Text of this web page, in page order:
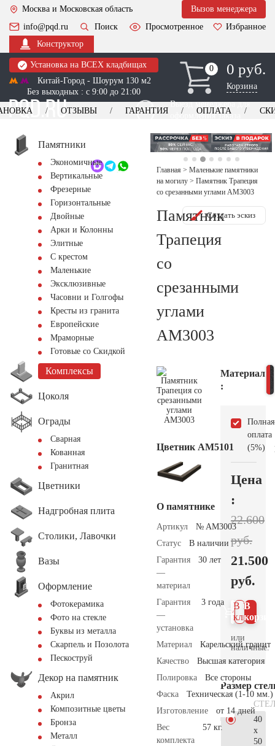
Москва и Московская область
Вызов менеджера
info@pqd.ru
Поиск Просмотренное
Избранное
Конструктор
Установка на ВСЕХ кладбищах
Китай-Город - Шоурум 130 м2
Без выходных : с 9:00 до 21:00
0
0 0 руб.
Корзина
Выезд менеджера для
оформления заказа
+7 (495) 518-44-23
Обратный звонок
ОТЗЫВЫ ГАРАНТИЯ ОПЛАТА
Памятники
Экономичные
Вертикальные
Фрезерные
Горизонтальные
Двойные
Арки и Колонны
Элитные
С крестом
Маленькие
Эксклюзивные
Часовни и Голгофы
Кресты из гранита
Европейские
Мраморные
Готовые со Скидкой
Комплексы
Цоколя
Ограды
Сварная
Кованная
Гранитная
Цветники
Надгробная плита
Столики, Лавочки
Вазы
Оформление
Фотокерамика
Фото на стекле
Буквы из металла
Скарпель и Позолота
Пескоструй
Декор на памятник
Акрил
Композитные цветы
Бронза
Металл
Главная > Маленькие памятники
на могилу > Памятник Трапеция
со срезанными углами AM3003
Памятник
Трапеция
со
срезанными
углами
AM3003
Создать эскиз
Цветник АМ5101
О памятнике
Артикул
№ AM3003
Статус
В наличии
Гарантия
—
материал
30 лет
Гарантия
—
установка
3 года
Материал
Карельский гранит
Качество
Высшая категория
Полировка
Все стороны
Фаска
Техническая (1-10 мм.)
Изготовление
от 14 дней
Вес
комплекта
57 кг.
Материал
:
Полная
оплата
(5%)
Цена
:
22.600
руб.
21.500
руб.
В
В 1
клик
или
наличные.
Размер
40
x
50